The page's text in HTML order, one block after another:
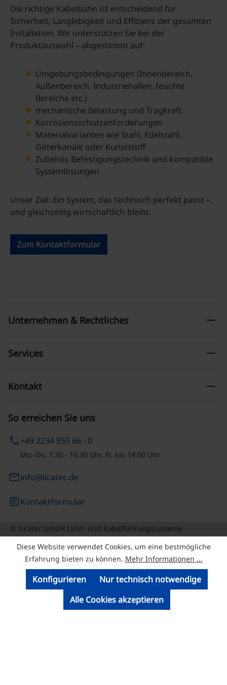
Die richtige Kabelbahn ist entscheidend für
Sicherheit, Langlebigkeit und Effizienz der gesamten
Installation. Wir unterstützen Sie bei der
Produktauswahl – abgestimmt auf:
Umgebungsbedingungen (Innenbereich,
Außenbereich, Industriehallen, feuchte
Bereiche etc.)
mechanische Belastung und Tragkraft
Korrosionsschutzanforderungen
Materialvarianten wie Stahl, Edelstahl,
Gitterkanäle oder Kunststoff
Zubehör, Befestigungstechnik und kompatible
Systemlösungen
Unser Ziel: Ein System, das technisch perfekt passt –
und gleichzeitig wirtschaftlich bleibt.
Zum Kontaktformular
So erreichen Sie uns
phone+49 2234 955 66 - 0
Mo.-Do. 7:30 - 16:30 Uhr, Fr. bis 14:00 Uhr
emailinfo@licatec.de
articleKontaktformular
Unternehmen & Rechtliches remove
Services remove
Kontakt remove
© Licatec GmbH Licht- und Kabelführungssysteme
Diese Website verwendet Cookies, um eine bestmögliche
Erfahrung bieten zu können. Mehr Informationen ...
Nur technisch notwendige
Konfigurieren
Alle Cookies akzeptieren